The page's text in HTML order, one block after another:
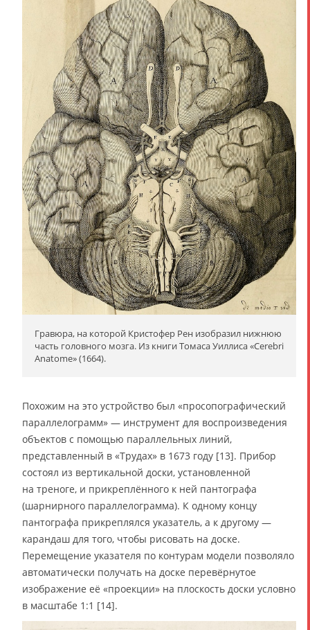
Гравюра, на которой Кристофер Рен изобразил нижнюю
часть головного мозга. Из книги Томаса Уиллиса «Cerebri
Anatome» (1664).
Похожим на это устройство был «просопографический
параллелограмм» — инструмент для воспроизведения
объектов с помощью параллельных линий,
представленный в «Трудах» в 1673 году [13]. Прибор
состоял из вертикальной доски, установленной
на треноге, и прикреплённого к ней пантографа
(шарнирного параллелограмма). К одному концу
пантографа прикреплялся указатель, а к другому —
карандаш для того, чтобы рисовать на доске.
Перемещение указателя по контурам модели позволяло
автоматически получать на доске перевёрнутое
изображение её «проекции» на плоскость доски условно
в масштабе 1:1 [14].